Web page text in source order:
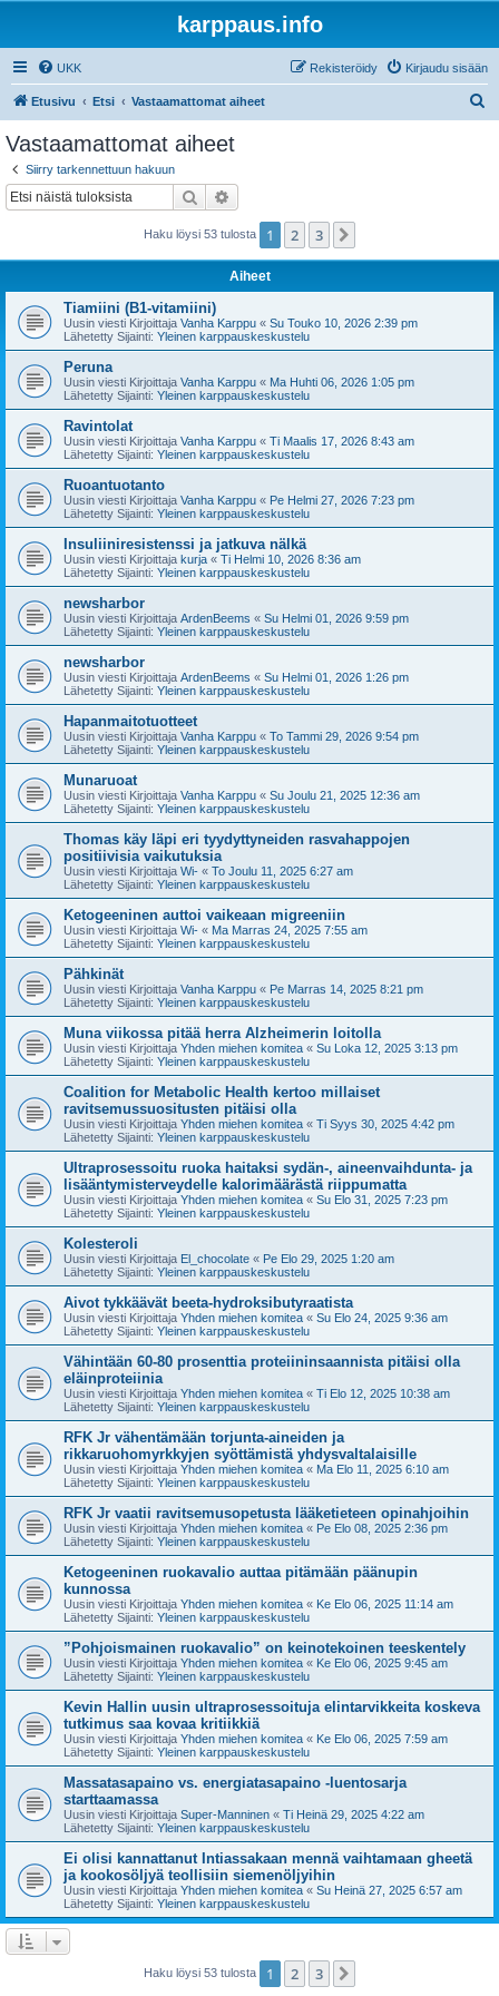
karppaus.info
UKK Kirjaudu sisään
Rekisteröidy
Etusivu Etsi Vastaamattomat aiheet
Vastaamattomat aiheet
Siirry tarkennettuun hakuun
Etsi
Haku löysi 53 tulosta 1 2 3
Aiheet
Tiamiini (B1-vitamiini)
Uusin viesti Kirjoittaja Vanha Karppu « Su Touko 10, 2026 2:39 pm
Lähetetty Sijainti: Yleinen karppauskeskustelu
Peruna
Uusin viesti Kirjoittaja Vanha Karppu « Ma Huhti 06, 2026 1:05 pm
Lähetetty Sijainti: Yleinen karppauskeskustelu
Ravintolat
Uusin viesti Kirjoittaja Vanha Karppu « Ti Maalis 17, 2026 8:43 am
Lähetetty Sijainti: Yleinen karppauskeskustelu
Ruoantuotanto
Uusin viesti Kirjoittaja Vanha Karppu « Pe Helmi 27, 2026 7:23 pm
Lähetetty Sijainti: Yleinen karppauskeskustelu
Insuliiniresistenssi ja jatkuva nälkä
Uusin viesti Kirjoittaja kurja « Ti Helmi 10, 2026 8:36 am
Lähetetty Sijainti: Yleinen karppauskeskustelu
newsharbor
Uusin viesti Kirjoittaja ArdenBeems « Su Helmi 01, 2026 9:59 pm
Lähetetty Sijainti: Yleinen karppauskeskustelu
newsharbor
Uusin viesti Kirjoittaja ArdenBeems « Su Helmi 01, 2026 1:26 pm
Lähetetty Sijainti: Yleinen karppauskeskustelu
Hapanmaitotuotteet
Uusin viesti Kirjoittaja Vanha Karppu « To Tammi 29, 2026 9:54 pm
Lähetetty Sijainti: Yleinen karppauskeskustelu
Munaruoat
Uusin viesti Kirjoittaja Vanha Karppu « Su Joulu 21, 2025 12:36 am
Lähetetty Sijainti: Yleinen karppauskeskustelu
Thomas käy läpi eri tyydyttyneiden rasvahappojen
positiivisia vaikutuksia
Uusin viesti Kirjoittaja Wi- « To Joulu 11, 2025 6:27 am
Lähetetty Sijainti: Yleinen karppauskeskustelu
Ketogeeninen auttoi vaikeaan migreeniin
Uusin viesti Kirjoittaja Wi- « Ma Marras 24, 2025 7:55 am
Lähetetty Sijainti: Yleinen karppauskeskustelu
Pähkinät
Uusin viesti Kirjoittaja Vanha Karppu « Pe Marras 14, 2025 8:21 pm
Lähetetty Sijainti: Yleinen karppauskeskustelu
Muna viikossa pitää herra Alzheimerin loitolla
Uusin viesti Kirjoittaja Yhden miehen komitea « Su Loka 12, 2025 3:13 pm
Lähetetty Sijainti: Yleinen karppauskeskustelu
Coalition for Metabolic Health kertoo millaiset
ravitsemussuositusten pitäisi olla
Uusin viesti Kirjoittaja Yhden miehen komitea « Ti Syys 30, 2025 4:42 pm
Lähetetty Sijainti: Yleinen karppauskeskustelu
Ultraprosessoitu ruoka haitaksi sydän-, aineenvaihdunta- ja
lisääntymisterveydelle kalorimäärästä riippumatta
Uusin viesti Kirjoittaja Yhden miehen komitea « Su Elo 31, 2025 7:23 pm
Lähetetty Sijainti: Yleinen karppauskeskustelu
Kolesteroli
Uusin viesti Kirjoittaja El_chocolate « Pe Elo 29, 2025 1:20 am
Lähetetty Sijainti: Yleinen karppauskeskustelu
Aivot tykkäävät beeta-hydroksibutyraatista
Uusin viesti Kirjoittaja Yhden miehen komitea « Su Elo 24, 2025 9:36 am
Lähetetty Sijainti: Yleinen karppauskeskustelu
Vähintään 60-80 prosenttia proteiininsaannista pitäisi olla
eläinproteiinia
Uusin viesti Kirjoittaja Yhden miehen komitea « Ti Elo 12, 2025 10:38 am
Lähetetty Sijainti: Yleinen karppauskeskustelu
RFK Jr vähentämään torjunta-aineiden ja
rikkaruohomyrkkyjen syöttämistä yhdysvaltalaisille
Uusin viesti Kirjoittaja Yhden miehen komitea « Ma Elo 11, 2025 6:10 am
Lähetetty Sijainti: Yleinen karppauskeskustelu
RFK Jr vaatii ravitsemusopetusta lääketieteen opinahjoihin
Uusin viesti Kirjoittaja Yhden miehen komitea « Pe Elo 08, 2025 2:36 pm
Lähetetty Sijainti: Yleinen karppauskeskustelu
Ketogeeninen ruokavalio auttaa pitämään päänupin
kunnossa
Uusin viesti Kirjoittaja Yhden miehen komitea « Ke Elo 06, 2025 11:14 am
Lähetetty Sijainti: Yleinen karppauskeskustelu
”Pohjoismainen ruokavalio” on keinotekoinen teeskentely
Uusin viesti Kirjoittaja Yhden miehen komitea « Ke Elo 06, 2025 9:45 am
Lähetetty Sijainti: Yleinen karppauskeskustelu
Kevin Hallin uusin ultraprosessoituja elintarvikkeita koskeva
tutkimus saa kovaa kritiikkiä
Uusin viesti Kirjoittaja Yhden miehen komitea « Ke Elo 06, 2025 7:59 am
Lähetetty Sijainti: Yleinen karppauskeskustelu
Massatasapaino vs. energiatasapaino -luentosarja
starttaamassa
Uusin viesti Kirjoittaja Super-Manninen « Ti Heinä 29, 2025 4:22 am
Lähetetty Sijainti: Yleinen karppauskeskustelu
Ei olisi kannattanut Intiassakaan mennä vaihtamaan gheetä
ja kookosöljyä teollisiin siemenöljyihin
Uusin viesti Kirjoittaja Yhden miehen komitea « Su Heinä 27, 2025 6:57 am
Lähetetty Sijainti: Yleinen karppauskeskustelu
Haku löysi 53 tulosta 1 2 3